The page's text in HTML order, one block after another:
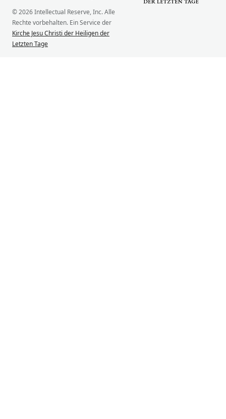
© 2026 Intellectual Reserve, Inc. Alle
Rechte vorbehalten. Ein Service der
Kirche Jesu Christi der Heiligen der
Letzten Tage